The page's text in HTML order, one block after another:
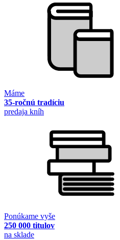
Máme
35-ročnú tradíciu
predaja kníh
Ponúkame vyše
250 000 titulov
na sklade